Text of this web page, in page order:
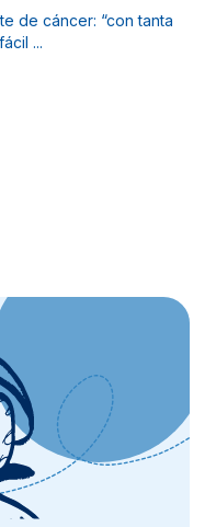
de cáncer: “con tanta
...